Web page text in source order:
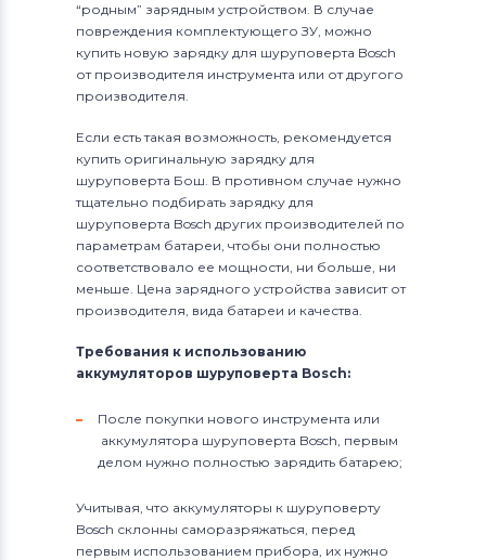
“родным” зарядным устройством. В случае
повреждения комплектующего ЗУ, можно
купить новую зарядку для шуруповерта Bosch
от производителя инструмента или от другого
производителя.
Если есть такая возможность, рекомендуется
купить оригинальную зарядку для
шуруповерта Бош. В противном случае нужно
тщательно подбирать зарядку для
шуруповерта Bosch других производителей по
параметрам батареи, чтобы они полностью
соответствовало ее мощности, ни больше, ни
меньше. Цена зарядного устройства зависит от
производителя, вида батареи и качества.
Требования к использованию
аккумуляторов шуруповерта Bosch:
После покупки нового инструмента или
аккумулятора шуруповерта Bosch, первым
делом нужно полностью зарядить батарею;
Учитывая, что аккумуляторы к шуруповерту
Bosch склонны саморазряжаться, перед
первым использованием прибора, их нужно